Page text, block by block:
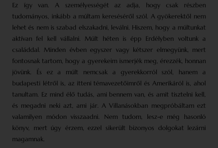
Ez így van. A személyességét az adja, hogy csak részben
tudományos, inkább a múltam kereséséről szól. A gyökerektől nem
lehet és nem is szabad elszakadni, leválni. Hiszem, hogy a múltunkat
aktívan fel kell vállalni. Múlt héten is épp Erdélyben voltunk a
családdal. Minden évben egyszer vagy kétszer elmegyünk, mert
fontosnak tartom, hogy a gyerekeim ismerjék meg, érezzék, honnan
jövünk. És ez a múlt nemcsak a gyerekkorról szól, hanem a
budapesti létről is, az itteni témavezetőimről és Amerikáról is, ahol
tanultam. Ez mind élő tudás, ami bennem van, és amit tisztelni kell,
és megadni neki azt, ami jár. A Villanásokban megpróbáltam ezt
valamilyen módon visszaadni. Nem tudom, lesz-e még hasonló
könyv, mert úgy érzem, ezzel sikerült bizonyos dolgokat lezárni
magamnak.